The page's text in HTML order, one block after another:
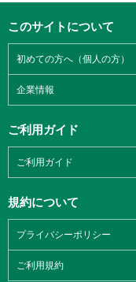
このサイトについて
初めての方へ（個人の方）
企業情報
ご利用ガイド
ご利用ガイド
規約について
プライバシーポリシー
ご利用規約